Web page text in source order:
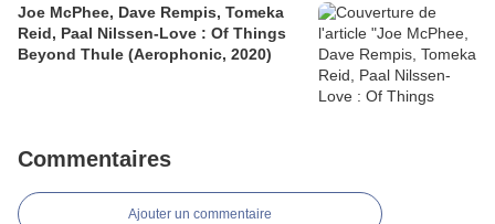
Joe McPhee, Dave Rempis, Tomeka
Reid, Paal Nilssen-Love : Of Things
Beyond Thule (Aerophonic, 2020)
Commentaires
Ajouter un commentaire